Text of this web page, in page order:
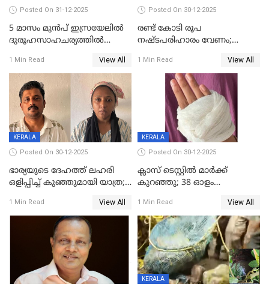
Posted On 31-12-2025
5 മാസം മുൻപ് ഇസ്രയേലിൽ
ദുരൂഹസാഹചര്യത്തിൽ
മലയാളി യുവാവിന്റെ ഭാര്യയും
മരിച്ചു
1 Min Read View All
Posted On 30-12-2025
രണ്ട് കോടി രൂപ
നഷ്ടപരിഹാരം വേണം;
നോട്ടീസയച്ച് ഉമാ തോമസ്
1 Min Read View All
KERALA
Posted On 30-12-2025
ഭാര്യയുടെ ദേഹത്ത് ലഹരി
ഒളിപ്പിച്ച് കുഞ്ഞുമായി യാത്ര;
പിടികൂടി പൊലീസ്
1 Min Read View All
KERALA
Posted On 30-12-2025
ക്ലാസ് ടെസ്റ്റിൽ മാർക്ക്
കുറഞ്ഞു; 38 ഓളം
സെന്ററിലെ അധ്യാപകന്‍
മർദിച്ചതായി പരാതി
1 Min Read View All
KERALA